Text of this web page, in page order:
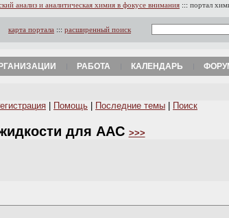
анализ и аналитическая химия в фокусе внимания ::: портал
карта портала ::: расширенный поиск
РАБОТА КАЛЕНДАРЬ
Помощь Последние темы Поиск
для ААС >>>